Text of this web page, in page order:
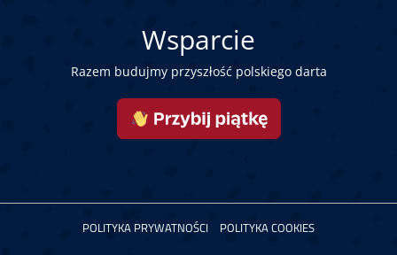
Wsparcie
Razem budujmy przyszłość polskiego darta
POLITYKA PRYWATNOŚCI POLITYKA COOKIES